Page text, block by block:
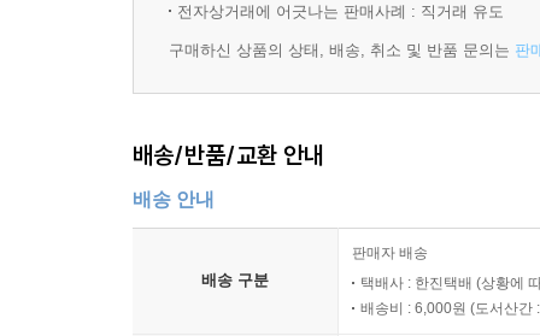
전자상거래에 어긋나는 판매사례 : 직거래 유도
구매하신 상품의 상태, 배송, 취소 및 반품 문의는 판
배송/반품/교환 안내
배송 안내
배송 구분
판매자 배송
택배사 : 한진택배 (상황에
배송비 : 6,000원 (도서산간